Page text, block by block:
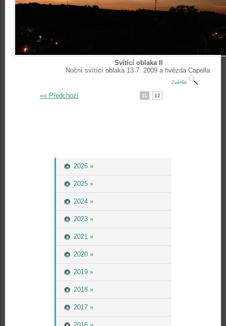
2026 »
2025 »
2024 »
2023 »
2021 »
2020 »
2019 »
2018 »
2017 »
Svítící oblaka II
Noční svítící oblaka 13.7. 2009 a hvězda Capella.
Zvětšit
«« Předchozí 11 12